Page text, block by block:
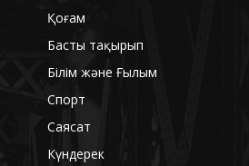
Қоғам
Басты тақырып
Білім және Ғылым
Спорт
Саясат
Күндерек